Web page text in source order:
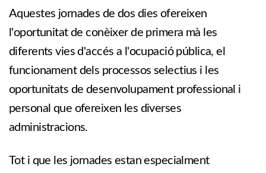
Aquestes jornades de dos dies ofereixen
l'oportunitat de conèixer de primera mà les
diferents vies d'accés a l'ocupació pública, el
funcionament dels processos selectius i les
oportunitats de desenvolupament professional i
personal que ofereixen les diverses
administracions.
Tot i que les jornades estan especialment